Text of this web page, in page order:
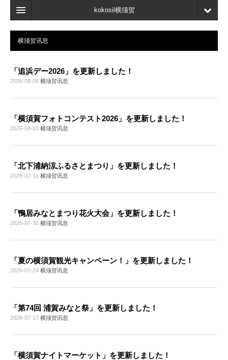
kokosil横须贺
首页
地图
最新信息
我的页面
横须贺讯息
「追浜デー2026」を更新しました！
2026-08-05 横须贺讯息
「横須賀フォトコンテスト2026」を更新しました！
2026-08-03 横须贺讯息
「北下浦納涼ふるさとまつり」を更新しました！
2026-07-31 横须贺讯息
「鴨居みなとまつり花火大会」を更新しました！
2026-07-30 横须贺讯息
「夏の横須賀観光キャンペーン！」を更新しました！
2026-07-24 横须贺讯息
「第74回 浦賀みなと祭」を更新しました！
2026-07-17 横须贺讯息
「横須賀ナイトマーケット」を更新しました！